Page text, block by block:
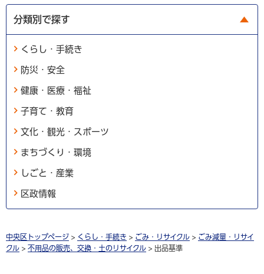
分類別で探す
くらし・手続き
防災・安全
健康・医療・福祉
子育て・教育
文化・観光・スポーツ
まちづくり・環境
しごと・産業
区政情報
中央区トップページ > くらし・手続き > ごみ・リサイクル > ごみ減量・リサイ
クル > 不用品の販売、交換・土のリサイクル > 出品基準